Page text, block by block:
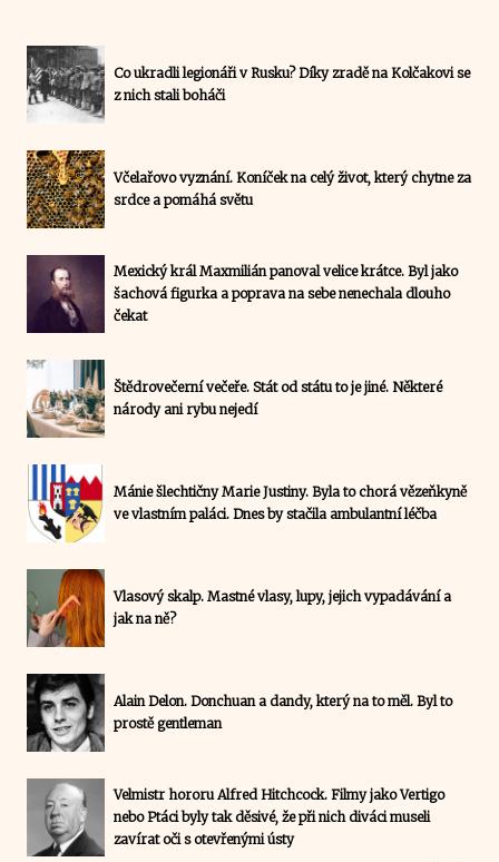
Co ukradli legionáři v Rusku? Díky zradě na Kolčakovi se
z nich stali boháči
Včelařovo vyznání. Koníček na celý život, který chytne za
srdce a pomáhá světu
Mexický král Maxmilián panoval velice krátce. Byl jako
šachová figurka a poprava na sebe nenechala dlouho
čekat
Štědrovečerní večeře. Stát od státu to je jiné. Některé
národy ani rybu nejedí
Mánie šlechtičny Marie Justiny. Byla to chorá vězeňkyně
ve vlastním paláci. Dnes by stačila ambulantní léčba
Vlasový skalp. Mastné vlasy, lupy, jejich vypadávání a
jak na ně?
Alain Delon. Donchuan a dandy, který na to měl. Byl to
prostě gentleman
Velmistr hororu Alfred Hitchcock. Filmy jako Vertigo
nebo Ptáci byly tak děsivé, že při nich diváci museli
zavírat oči s otevřenými ústy